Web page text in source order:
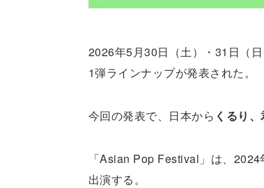
2026年5月30日（土）・31日（
1弾ラインナップが発表された。
今回の発表で、日本から くるり
「Asian Pop Festival」は、
出演する。